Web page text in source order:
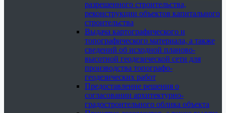
разрешенного строительства,
реконструкции объектов капитального
строительства
Выдача картографического и
топографического материала, а также
сведений об исходной планово-
высотной геодезической сети для
производства топографо-
геодезических работ
Предоставление решения о
согласовании архитектурно-
градостроительного облика объекта